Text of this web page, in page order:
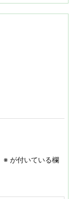
※ が付いている欄